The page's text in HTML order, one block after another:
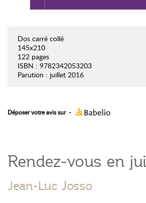
Dos carré collé
145x210
122 pages
ISBN : 9782342053203
Parution : juillet 2016
Déposer votre avis sur -
Rendez-vous en
Jean-Luc Josso